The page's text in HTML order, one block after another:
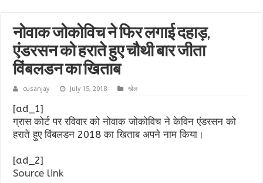
नोवाक जोकोविच ने फिर लगाई दहाड़,
एंडरसन को हराते हुए चौथी बार जीता
विंबलडन का खिताब
cusanjay July 15, 2018 खेल
[ad_1]
ग्रास कोर्ट पर रविवार को नोवाक जोकोविच ने केविन एंडरसन को
हराते हुए विंबलडन 2018 का खिताब अपने नाम किया।
[ad_2]
Source link